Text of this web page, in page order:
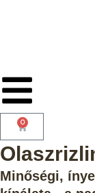
0
Minőségi,